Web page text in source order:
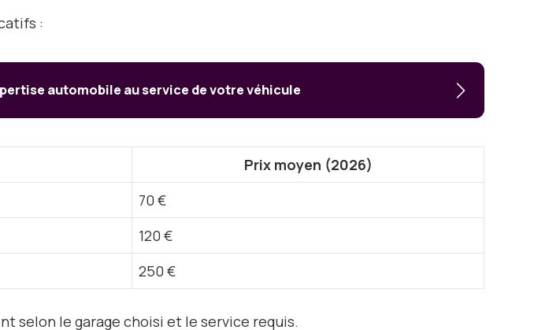
:
automobile au service de votre véhicule
Prix moyen (2026)
70 €
120 €
250 €
selon le garage choisi et le service requis.